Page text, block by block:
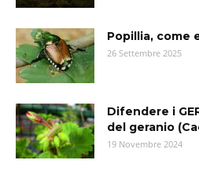
Popillia, come
26 Settembre 2025
Difendere i
del geranio
19 Novembre 2024